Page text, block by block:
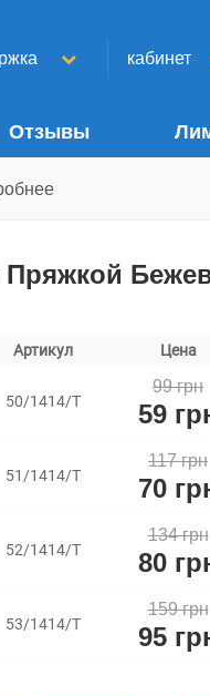
кабинет
Отзывы
Пряжкой
Артикул Цена
50/1414/Т
99 грн
59
51/1414/Т
117 грн
70
52/1414/Т
134 грн
80
53/1414/Т
159 грн
95